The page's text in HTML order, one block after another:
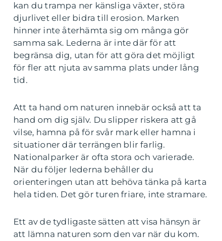
kan du trampa ner känsliga växter, störa
djurlivet eller bidra till erosion. Marken
hinner inte återhämta sig om många gör
samma sak. Lederna är inte där för att
begränsa dig, utan för att göra det möjligt
för fler att njuta av samma plats under lång
tid.
Att ta hand om naturen innebär också att ta
hand om dig själv. Du slipper riskera att gå
vilse, hamna på för svår mark eller hamna i
situationer där terrängen blir farlig.
Nationalparker är ofta stora och varierade.
När du följer lederna behåller du
orienteringen utan att behöva tänka på karta
hela tiden. Det gör turen friare, inte stramare.
Ett av de tydligaste sätten att visa hänsyn är
att lämna naturen som den var när du kom.